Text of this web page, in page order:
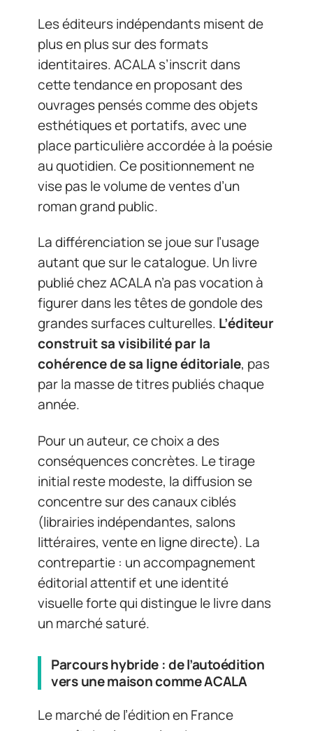
Les éditeurs indépendants misent de
plus en plus sur des formats
identitaires. ACALA s’inscrit dans
cette tendance en proposant des
ouvrages pensés comme des objets
esthétiques et portatifs, avec une
place particulière accordée à la poésie
au quotidien. Ce positionnement ne
vise pas le volume de ventes d’un
roman grand public.
La différenciation se joue sur l’usage
autant que sur le catalogue. Un livre
publié chez ACALA n’a pas vocation à
figurer dans les têtes de gondole des
grandes surfaces culturelles. L’éditeur
construit sa visibilité par la
cohérence de sa ligne éditoriale, pas
par la masse de titres publiés chaque
année.
Pour un auteur, ce choix a des
conséquences concrètes. Le tirage
initial reste modeste, la diffusion se
concentre sur des canaux ciblés
(librairies indépendantes, salons
littéraires, vente en ligne directe). La
contrepartie : un accompagnement
éditorial attentif et une identité
visuelle forte qui distingue le livre dans
un marché saturé.
Parcours hybride : de l’autoédition
vers une maison comme ACALA
Le marché de l’édition en France